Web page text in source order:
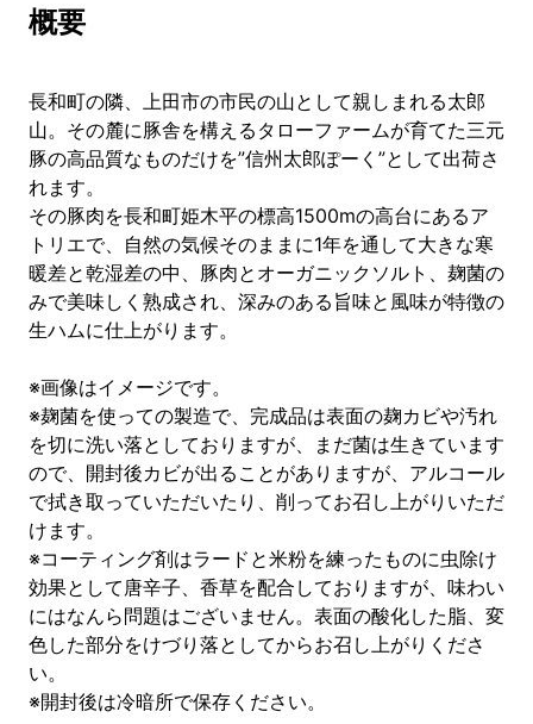
概要
長和町の隣、上田市の市民の山として親しまれる太郎
山。その麓に豚舎を構えるタローファームが育てた三元
豚の高品質なものだけを”信州太郎ぽーく”として出荷さ
れます。
その豚肉を長和町姫木平の標高1500mの高台にあるア
トリエで、自然の気候そのままに1年を通して大きな寒
暖差と乾湿差の中、豚肉とオーガニックソルト、麹菌の
みで美味しく熟成され、深みのある旨味と風味が特徴の
生ハムに仕上がります。
※画像はイメージです。
※麹菌を使っての製造で、完成品は表面の麹カビや汚れ
を切に洗い落としておりますが、まだ菌は生きています
ので、開封後カビが出ることがありますが、アルコール
で拭き取っていただいたり、削ってお召し上がりいただ
けます。
※コーティング剤はラードと米粉を練ったものに虫除け
効果として唐辛子、香草を配合しておりますが、味わい
にはなんら問題はございません。表面の酸化した脂、変
色した部分をけづり落としてからお召し上がりくださ
い。
※開封後は冷暗所で保存ください。